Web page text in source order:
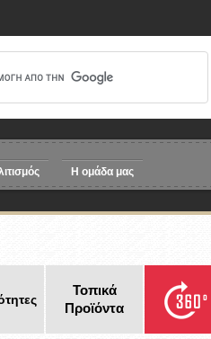
Η ομάδα μας
Τοπικά
Προϊόντα